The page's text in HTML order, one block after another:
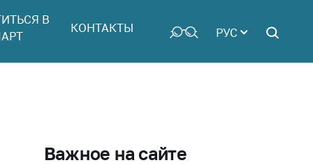
В
КОНТАКТЫ РУС
Важное на сайте